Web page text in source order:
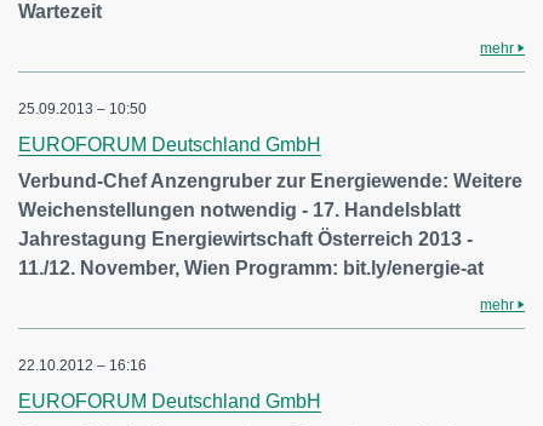
Wartezeit
mehr
25.09.2013 – 10:50
EUROFORUM Deutschland GmbH
Verbund-Chef Anzengruber zur Energiewende: Weitere
Weichenstellungen notwendig - 17. Handelsblatt
Jahrestagung Energiewirtschaft Österreich 2013 -
11./12. November, Wien Programm: bit.ly/energie-at
mehr
22.10.2012 – 16:16
EUROFORUM Deutschland GmbH